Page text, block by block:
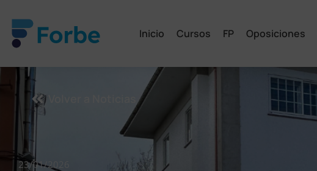
Inicio Cursos FP Oposiciones
23/01/2026